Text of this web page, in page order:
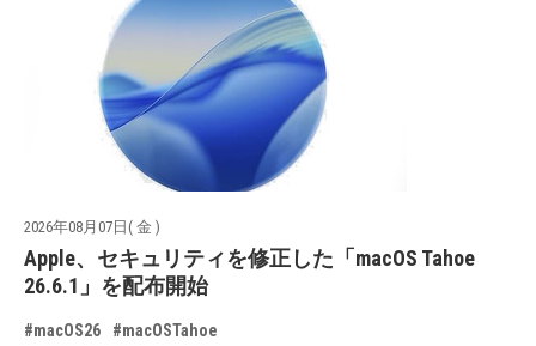
2026年08月07日( 金 )
Apple、セキュリティを修正した「macOS Tahoe
26.6.1」を配布開始
#macOS26 #macOSTahoe